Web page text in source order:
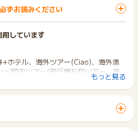
必ずお読みください
用しています
+ホテル、海外ツアー(Ciao)、海外添
国内ツアー(飛行機利用ツアー、鉄
内バスツアー(日帰りバスツアー、宿
内航空券+ホテル(国内ダイナミックパ
(現地ツアー)単体、海外ホテル単体、
もっと見る